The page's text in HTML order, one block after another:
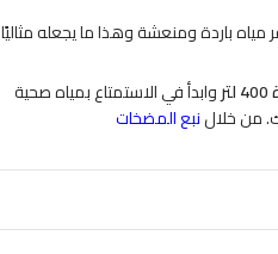
باردة ومنعشة وهذا ما يجعله مثاليًا
وابدأ في الاستمتاع بمياه صحية
من خلالنبع المضخات